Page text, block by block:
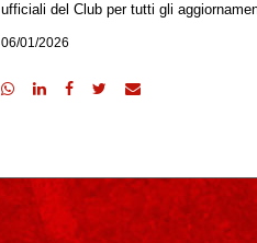
ufficiali del Club per tutti gli
06/01/2026